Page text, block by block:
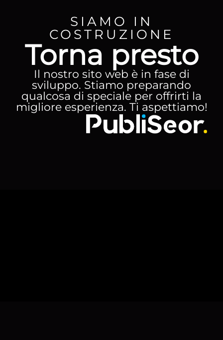
SIAMO IN
COSTRUZIONE
Torna presto
Il nostro sito web è in fase di
sviluppo. Stiamo preparando
qualcosa di speciale per offrirti la
migliore esperienza. Ti aspettiamo!